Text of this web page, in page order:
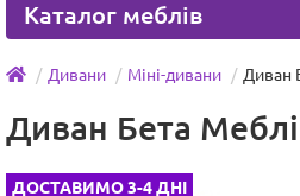
Каталог меблів
Дивани Міні-дивани Диван
Диван Бета Меблі
ДОСТАВИМО 3-4 ДНІ